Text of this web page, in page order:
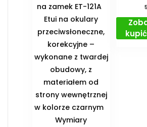
na zamek ET-121A
Etui na okulary
przeciwsłoneczne,
korekcyjne –
wykonane z twardej
obudowy, z
materiałem od
strony wewnętrznej
w kolorze czarnym
️Wymiary